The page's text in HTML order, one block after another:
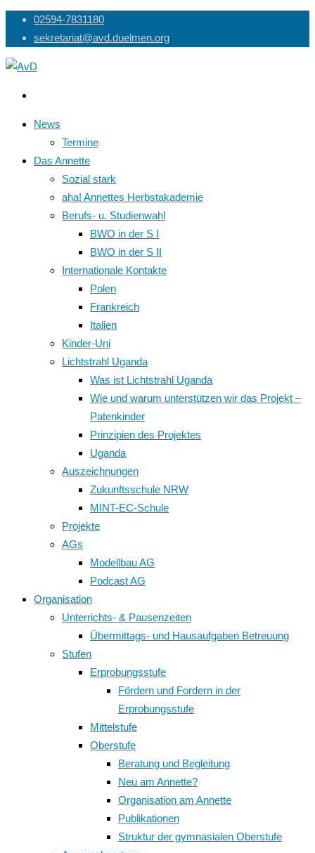
Skip
content
02594-7831180
sekretariat@avd.duelmen.org
News
Termine
Das Annette
Sozial stark
aha! Annettes Herbstakademie
Berufs- u. Studienwahl
BWO in der S I
BWO in der S II
Internationale Kontakte
Polen
Frankreich
Italien
Kinder-Uni
Lichtstrahl Uganda
Was ist Lichtstrahl Uganda
Wie und warum unterstützen wir das Projekt –
Patenkinder
Prinzipien des Projektes
Uganda
Auszeichnungen
Zukunftsschule NRW
MINT-EC-Schule
Projekte
AGs
Modellbau AG
Podcast AG
Organisation
Unterrichts- & Pausenzeiten
Übermittags- und Hausaufgaben Betreuung
Stufen
Erprobungsstufe
Fördern und Fordern in der
Erprobungsstufe
Mittelstufe
Oberstufe
Beratung und Begleitung
Neu am Annette?
Organisation am Annette
Publikationen
Struktur der gymnasialen Oberstufe